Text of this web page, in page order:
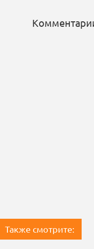
Также смотрите: